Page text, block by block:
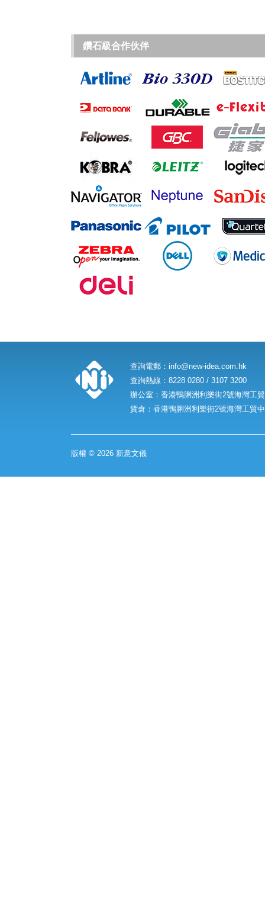
鑽石級合作伙伴
查詢電郵： info@new-idea.com.hk
查詢熱線：8228 0280 / 3107 3200
辦公室：香港鴨脷洲利樂街2號海灣工
貨倉：香港鴨脷洲利樂街2號海灣工貿
版權 © 2026 新意文儀